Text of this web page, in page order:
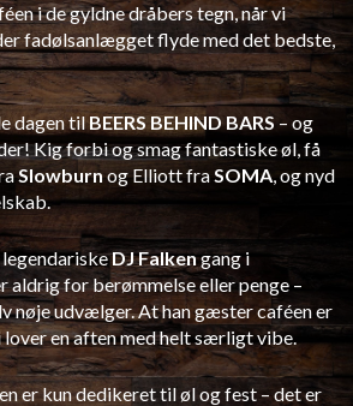
i de gyldne dråbers tegn, når vi
fadølsanlægget flyde med det bedste,
dagen tilBEERS BEHIND BARS– og
Kig forbi og smag fantastiske øl, få
Slowburnog Elliott fraSOMA, og nyd
DJ Falkengang i
aldrig for berømmelse eller penge –
nøje udvælger. At han gæster caféen er
en aften med helt særligt vibe.
er kun dedikeret til øl og fest – det er